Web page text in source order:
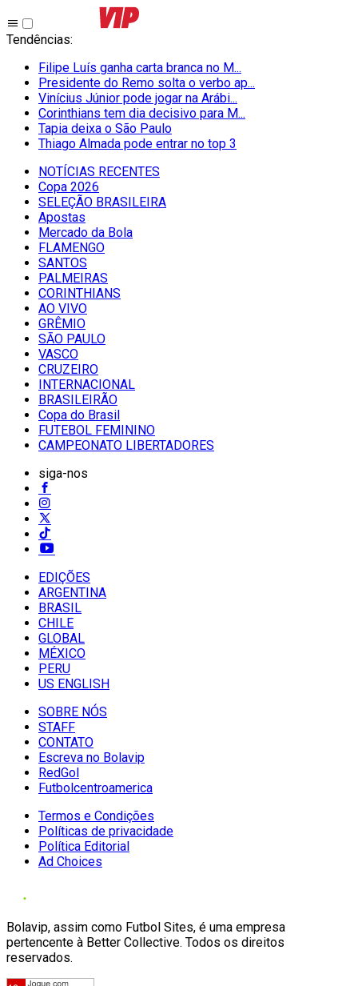
Tendências:
Filipe Luís ganha carta branca no M...
Presidente do Remo solta o verbo ap...
Vinícius Júnior pode jogar na Arábi...
Corinthians tem dia decisivo para M...
Tapia deixa o São Paulo
Thiago Almada pode entrar no top 3
NOTÍCIAS RECENTES
Copa 2026
SELEÇÃO BRASILEIRA
Apostas
Mercado da Bola
FLAMENGO
SANTOS
PALMEIRAS
CORINTHIANS
AO VIVO
GRÊMIO
SĀO PAULO
VASCO
CRUZEIRO
INTERNACIONAL
BRASILEIRÃO
Copa do Brasil
FUTEBOL FEMININO
CAMPEONATO LIBERTADORES
siga-nos
EDIÇÕES
ARGENTINA
BRASIL
CHILE
GLOBAL
MÉXICO
PERU
US ENGLISH
SOBRE NÓS
STAFF
CONTATO
Escreva no Bolavip
RedGol
Futbolcentroamerica
Termos e Condições
Políticas de privacidade
Política Editorial
Ad Choices
Bolavip, assim como Futbol Sites, é uma empresa
pertencente à Better Collective. Todos os direitos
reservados.